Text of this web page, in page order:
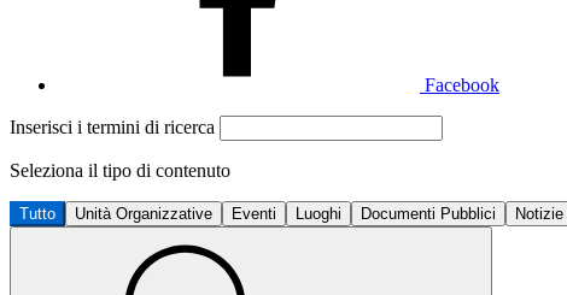
Facebook
Inserisci i termini di ricerca
Seleziona il tipo di contenuto
Tutto Unità Organizzative Eventi Luoghi Documenti Pubblici Notizie